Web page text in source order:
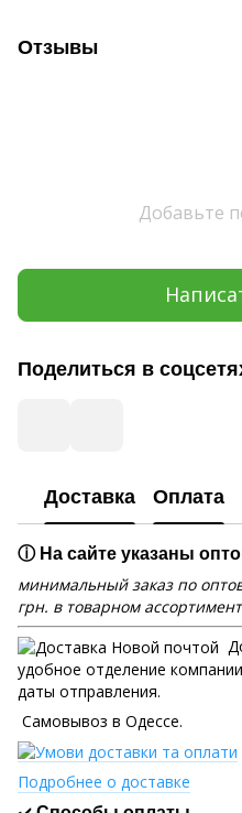
Отзывы
Добавьте
Поделиться в
Доставка Оплата
ⓘ На сайте указаны
минимальный заказ по
грн. в товарном
удобное отделение
даты отправления.
Самовывоз в Одессе.
Подробнее о доставке